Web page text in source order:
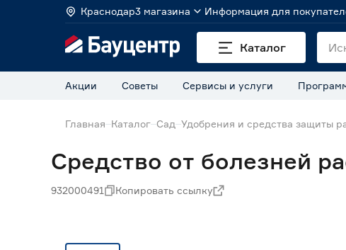
Краснодар3 магазина Информация для
Каталог
Акции Советы Сервисы и услуги
Главная Каталог Сад Удобрения и средства защиты
Средство от болезней
932000491 Копировать ссылку